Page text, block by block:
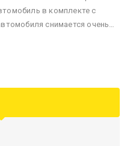
в комплекте с
снимается очень
раскраске. Размер...